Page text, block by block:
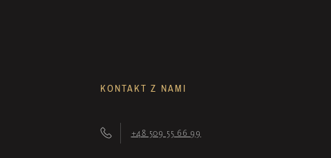
KONTAKT Z NAMI
+48 509 55 66 99